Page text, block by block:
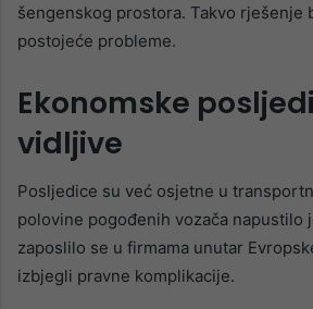
šengenskog prostora. Takvo rješenje
postojeće probleme.
Ekonomske
vidljive
Posljedice su već osjetne u
polovine pogođenih vozača napustilo
zaposlilo se u firmama unutar
izbjegli pravne komplikacije.